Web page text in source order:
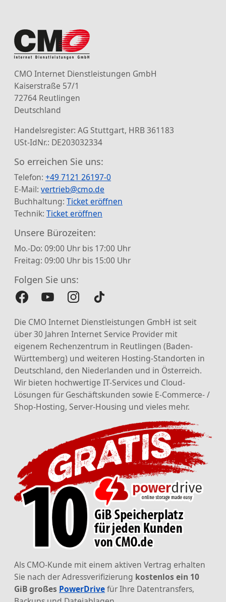
CMO Internet Dienstleistungen GmbH
Kaiserstraße 57/1
72764 Reutlingen
Deutschland
Handelsregister: AG Stuttgart, HRB 361183
USt-IdNr.: DE203032334
So erreichen Sie uns:
Telefon: +49 7121 26197-0
E-Mail: vertrieb@cmo.de
Buchhaltung: Ticket eröffnen
Technik: Ticket eröffnen
Unsere Bürozeiten:
Mo.-Do: 09:00 Uhr bis 17:00 Uhr
Freitag: 09:00 Uhr bis 15:00 Uhr
Folgen Sie uns:
Die CMO Internet Dienstleistungen GmbH ist seit
über 30 Jahren Internet Service Provider mit
eigenem Rechenzentrum in Reutlingen (Baden-
Württemberg) und weiteren Hosting-Standorten in
Deutschland, den Niederlanden und in Österreich.
Wir bieten hochwertige IT-Services und Cloud-
Lösungen für Geschäftskunden sowie E-Commerce- /
Shop-Hosting, Server-Housing und vieles mehr.
Als CMO-Kunde mit einem aktiven Vertrag erhalten
Sie nach der Adressverifizierung kostenlos ein 10
GiB großes PowerDrivefür Ihre Datentransfers,